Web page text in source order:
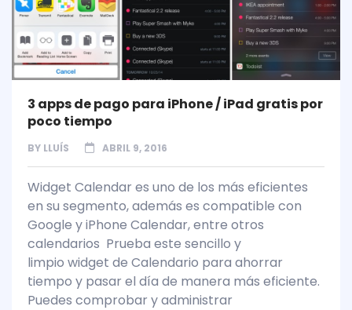
3 apps de pago para iPhone / iPad gratis por
poco tiempo
BY LLUÍS ABRIL 9, 2016
Widget Calendar es uno de los más eficientes
en su segmento, además es compatible con
Google y iPhone Calendar, entre otros
calendarios Prueba este sencillo y
limpio widget de Calendario para ahorrar
tiempo y pasar el día de manera más eficiente.
Puedes comprobar y administrar